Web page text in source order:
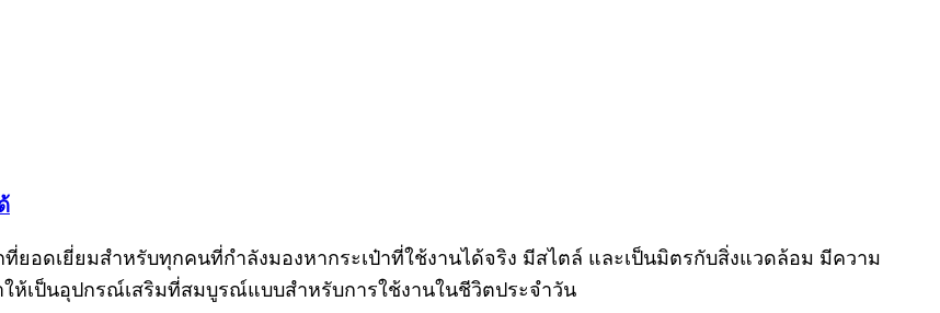
ยอดเยี่ยมสำหรับทุกคนที่กำลังมองหากระเป๋าที่ใช้งานได้จริง มีสไตล์ และเป็นมิตรกับสิ่งแวดล้อม มีความ
ห้เป็นอุปกรณ์เสริมที่สมบูรณ์แบบสำหรับการใช้งานในชีวิตประจำวัน